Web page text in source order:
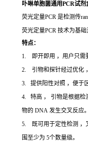
卟啉单胞菌通用PCR试剂
荧光定量PCR 是检测传
荧光定量PCR 技术为基
特点：
1. 即开即用 ，用户只需
2. 引物和探针经过优化
3. 提供阳性对照 ，便于
4. 特高 ， 引物是根据检
物的 DNA 发生交叉反应。
5. 既可用于定性检测 ，
围至少为 5个数量级。